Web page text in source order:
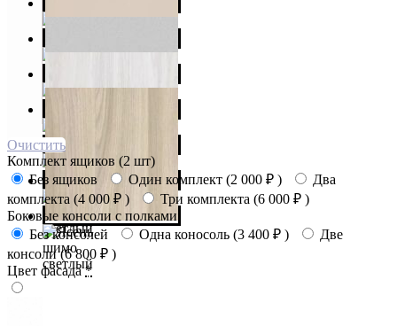
Очистить
Комплект ящиков (2 шт)
Без ящиков
Один комплект (2 000 ₽ )
Два
комплекта (4 000 ₽ ) Три комплекта (6 000 ₽ )
Боковые консоли с полками
Без консолей
Одна коносоль (3 400 ₽ )
Две
консоли (6 800 ₽ )
Цвет фасада*